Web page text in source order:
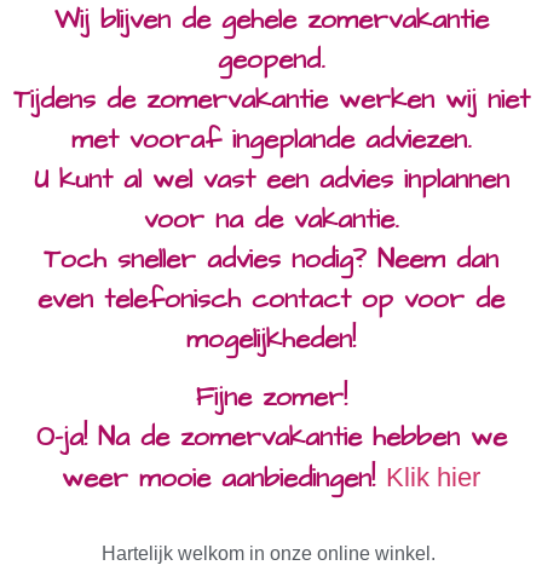
Wij blijven de gehele zomervakantie
geopend.
Tijdens de zomervakantie werken wij niet
met vooraf ingeplande adviezen.
U kunt al wel vast een advies inplannen
voor na de vakantie.
Toch sneller advies nodig? Neem dan
even telefonisch contact op voor de
mogelijkheden!
Fijne zomer!
O-ja! Na de zomervakantie hebben we
weer mooie aanbiedingen! Klik hier
Hartelijk welkom in onze online winkel.